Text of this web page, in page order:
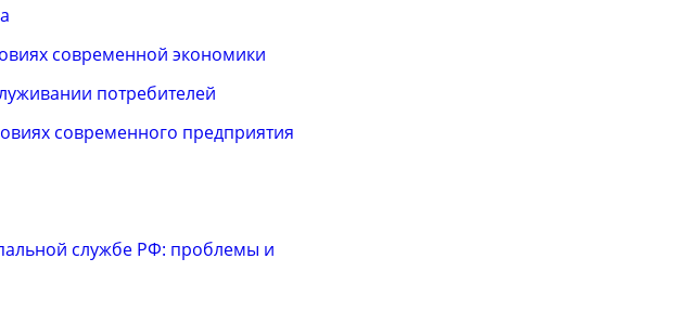
современной экономики
потребителей
современного предприятия
службе РФ: проблемы и